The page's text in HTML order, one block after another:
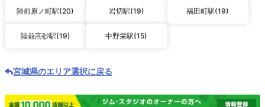
陸前原ノ町駅(20) 岩切駅(19) 福田町駅(19)
陸前高砂駅(19) 中野栄駅(15)
宮城県のエリア選択に戻る